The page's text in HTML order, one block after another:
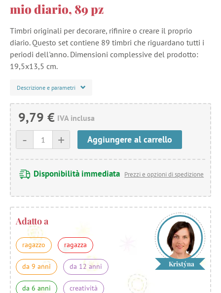
mio diario, 89 pz
Timbri originali per decorare, rifinire o creare il proprio
diario. Questo set contiene 89 timbri che riguardano tutti i
periodi dell'anno. Dimensioni complessive del prodotto:
19,5x13,5 cm.
Descrizione e parametri
9,79 € IVA inclusa
+
- Aggiungere al carrello
Disponibilità immediata Prezzi e opzioni di spedizione
Adatto a
ragazzo ragazza
da 9 anni da 12 anni
da 6 anni creatività
Kristýna